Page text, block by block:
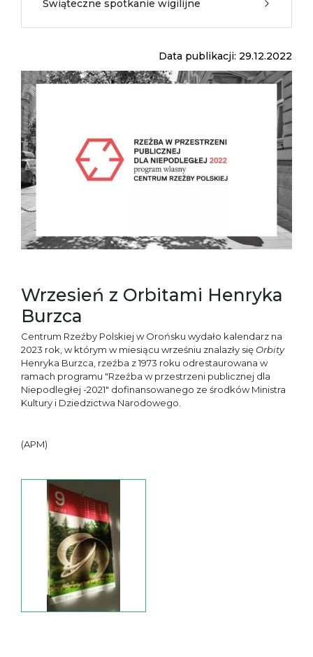
Świąteczne spotkanie wigilijne
Data publikacji: 29.12.2022
Wrzesień z Orbitami Henryka
Burzca
Centrum Rzeźby Polskiej w Orońsku wydało kalendarz na
2023 rok, w którym w miesiącu wrześniu znalazły sięOrbity
Henryka Burzca, rzeźba z 1973 roku odrestaurowana w
ramach programu "Rzeźba w przestrzeni publicznej dla
Niepodległej -2021" dofinansowanego ze środków Ministra
Kultury i Dziedzictwa Narodowego.
(APM)